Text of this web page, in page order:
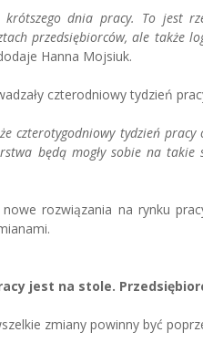
dnia pracy. To jest
przedsiębiorców, ale także
Hanna Mojsiuk.
czterodniowy tydzień
czterotygodniowy tydzień pracy
będą mogły sobie na
rozwiązania na rynku
jest na stole.
zmiany powinny być